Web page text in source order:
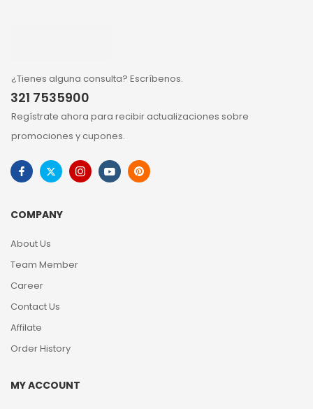
¿Tienes alguna consulta? Escríbenos.
321 7535900
Regístrate ahora para recibir actualizaciones sobre
promociones y cupones.
COMPANY
About Us
Team Member
Career
Contact Us
Affilate
Order History
MY ACCOUNT